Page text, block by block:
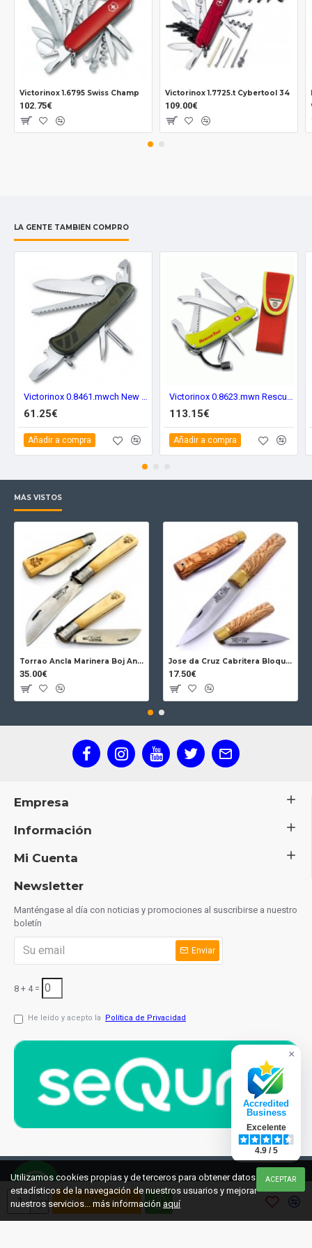
Dstornillador plano de dos tamaños
AÑADIR A COMPRA
Victorinox 1.6795 Swiss Champ
102.75€
Victorinox 1.7725.t Cybertool 34
109.00€
LA GENTE TAMBIÉN COMPRÓ
61.25€
Añadir a compra
113.15€
Añadir a compra
MÁS VISTOS
Torrao Ancla Marinera Boj Ancla Bloqueo
35.00€
Jose da Cruz Cabritera Bloqueo Encina Carbono
17.50€
Empresa
Información
Mi Cuenta
Newsletter
Manténgase al día con noticias y promociones al suscribirse a nuestro
boletín
Enviar
8 + 4 =
He leído y acepto la Política de Privacidad
© 2021 cuchilleriaonline.mlDiseño: InterIberica ACEPTAR
Utilizamos cookies propias y de terceros para obtener datos
estadísticos de la navegación de nuestros usuarios y mejorar
nuestros servicios... más información aquí
×
Accredited
Business
Excelente
4.9 / 5